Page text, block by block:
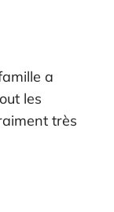
a
les
très